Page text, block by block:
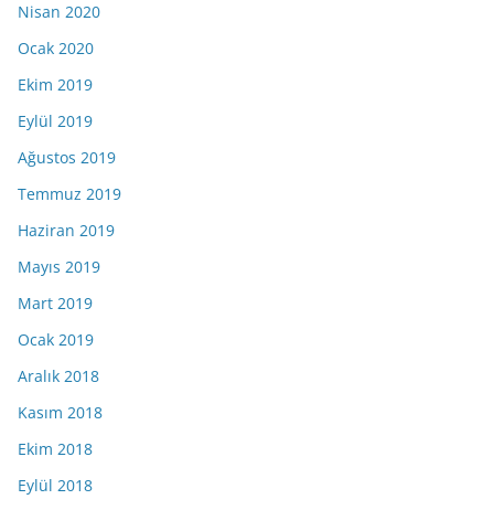
Nisan 2020
Ocak 2020
Ekim 2019
Eylül 2019
Ağustos 2019
Temmuz 2019
Haziran 2019
Mayıs 2019
Mart 2019
Ocak 2019
Aralık 2018
Kasım 2018
Ekim 2018
Eylül 2018